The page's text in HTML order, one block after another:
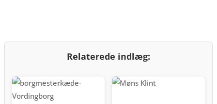
Relaterede indlæg: